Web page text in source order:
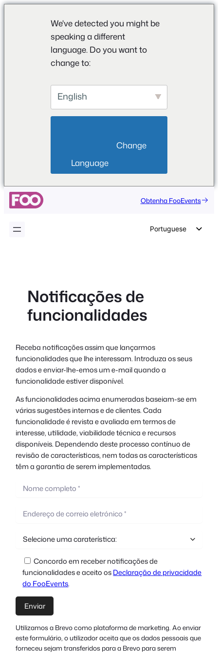
We've detected you might be
speaking a different
language. Do you want to
change to:
English
Language
Saltar
para
conteúdo
Obtenha FooEvents
Portuguese
Czech
Greek
Notificações de
funcionalidades
Receba notificações assim que lançarmos
funcionalidades que lhe interessam. Introduza os seus
dados e enviar-lhe-emos um e-mail quando a
funcionalidade estiver disponível.
As funcionalidades acima enumeradas baseiam-se em
várias sugestões internas e de clientes. Cada
funcionalidade é revista e avaliada em termos de
interesse, utilidade, viabilidade técnica e recursos
disponíveis. Dependendo deste processo contínuo de
revisão de características, nem todas as características
têm a garantia de serem implementadas.
Concordo em receber notificações de
funcionalidades e aceito osDeclaração de privacidade
do FooEvents.
Utilizamos a Brevo como plataforma de marketing. Ao enviar
este formulário, o utilizador aceita que os dados pessoais que
forneceu sejam transferidos para a Brevo para serem